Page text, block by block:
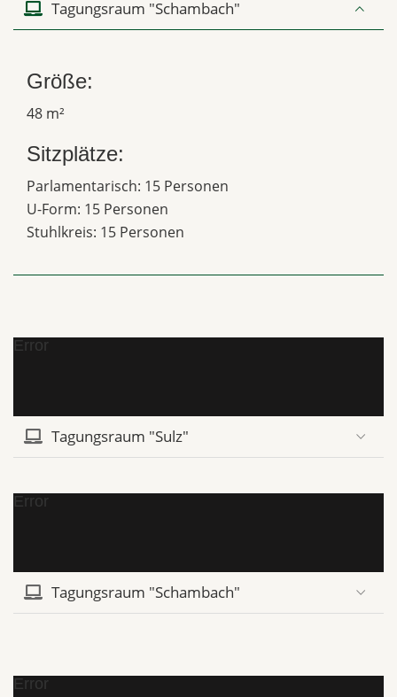
Tagungsraum "Schambach"
Größe:
48 m²
Sitzplätze:
Parlamentarisch: 15 Personen
U-Form: 15 Personen
Stuhlkreis: 15 Personen
Error
Tagungsraum "Sulz"
Error
Tagungsraum "Schambach"
Error